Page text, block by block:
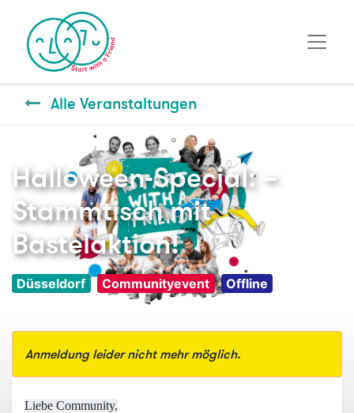
Alle Veranstaltungen
Halloween-Special: –
Stammtisch mit
Bastelaktion!
Düsseldorf Communityevent Offline
Anmeldung leider nicht mehr möglich.
Liebe Community,